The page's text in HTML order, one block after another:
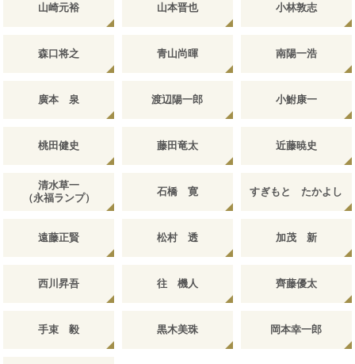
山崎元裕 山本晋也 小林敦志
森口将之 青山尚暉 南陽一浩
廣本 泉 渡辺陽一郎 小鮒康一
桃田健史 藤田竜太 近藤暁史
清水草一
（永福ランプ）
石橋 寛 すぎもと たかよし
遠藤正賢 松村 透 加茂 新
西川昇吾 往 機人 齊藤優太
手束 毅 黒木美珠 岡本幸一郎